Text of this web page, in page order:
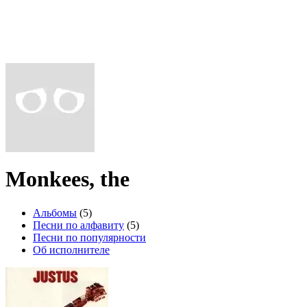
Monkees, the
Альбомы (5)
Песни по алфавиту (5)
Песни по популярности
Об исполнителе